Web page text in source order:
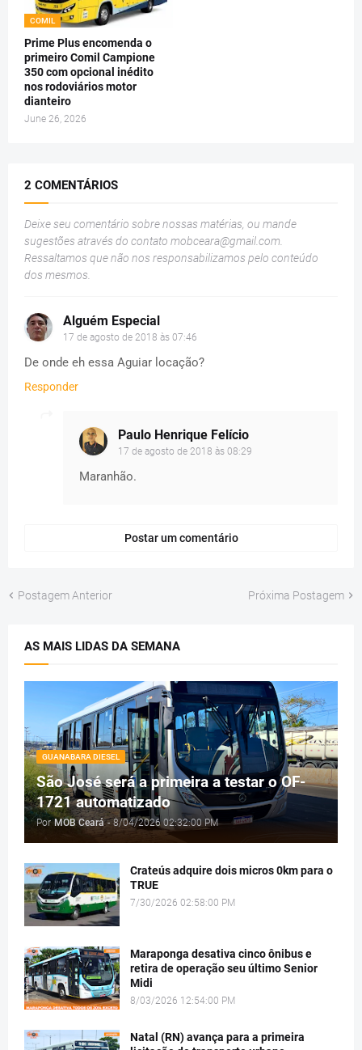
COMIL
Prime Plus encomenda o
primeiro Comil Campione
350 com opcional inédito
nos rodoviários motor
dianteiro
June 26, 2026
2 COMENTÁRIOS
Deixe seu comentário sobre nossas matérias, ou mande
sugestões através do contato mobceara@gmail.com
Ressaltamos que não nos responsabilizamos pelo conteúdo
dos mesmos.
Alguém Especial
17 de agosto de 2018 às 07:46
De onde eh essa Aguiar locação?
Responder
Paulo Henrique Felício
17 de agosto de 2018 às 08:29
Maranhão.
Postar um comentário
Postagem Anterior Próxima Postagem
AS MAIS LIDAS DA SEMANA
GUANABARA DIESEL
São José será a primeira a testar o OF-
1721 automatizado
Por MOB Ceará - 8/04/2026 02:32:00 PM
Crateús adquire dois micros 0km para o
TRUE
7/30/2026 02:58:00 PM
Maraponga desativa cinco ônibus e
retira de operação seu último Senior
Midi
8/03/2026 12:54:00 PM
Natal (RN) avança para a primeira